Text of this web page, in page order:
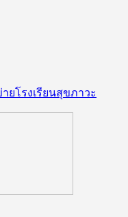
ยโรงเรียนสุขภาวะ